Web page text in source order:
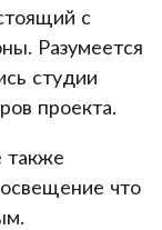
с
Разумеется
студии
проекта.
также
что